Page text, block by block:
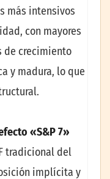
más intensivos
con mayores
de crecimiento
y madura, lo que
«S&P 7»
tradicional del
implícita y